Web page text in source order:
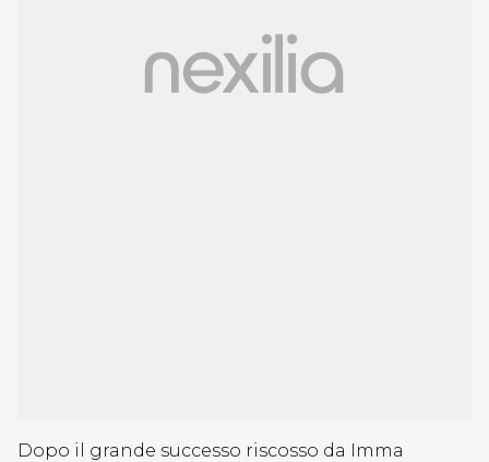
Dopo il grande successo riscosso da Imma